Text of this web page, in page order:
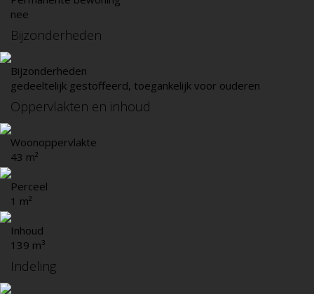
nee
Bijzonderheden
Bijzonderheden
gedeeltelijk gestoffeerd, toegankelijk voor ouderen
Oppervlakten en inhoud
Woonoppervlakte
43 m²
Perceel
1 m²
Inhoud
139 m³
Indeling